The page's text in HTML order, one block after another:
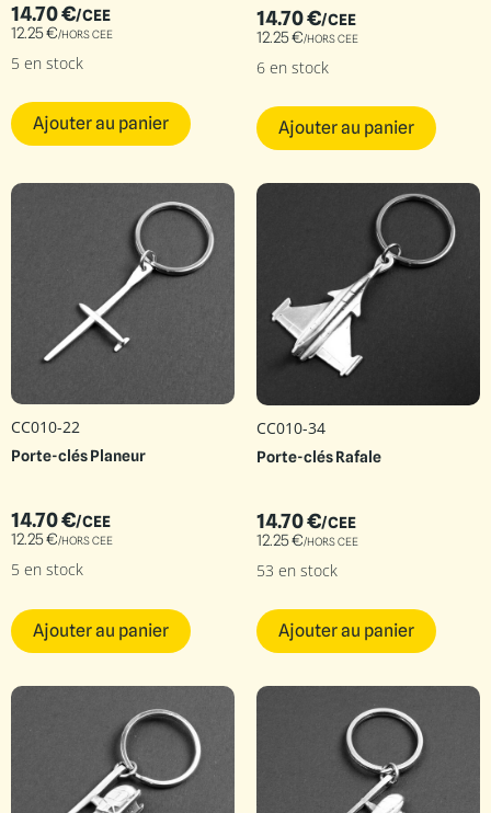
14.70€/CEE
12.25€/HORS CEE
5 en stock
Ajouter au panier
14.70€/CEE
12.25€/HORS CEE
6 en stock
Ajouter au panier
CC010-22
Porte-clés Planeur
14.70€/CEE
12.25€/HORS CEE
5 en stock
Ajouter au panier
CC010-34
Porte-clés Rafale
14.70€/CEE
12.25€/HORS CEE
53 en stock
Ajouter au panier